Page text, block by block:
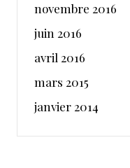
novembre 2016
juin 2016
avril 2016
mars 2015
janvier 2014